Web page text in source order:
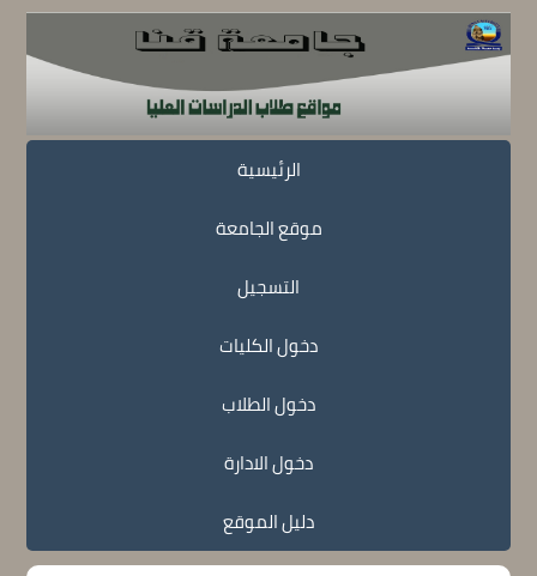
الرئيسية
موقع الجامعة
التسجيل
دخول الكليات
دخول الطلاب
دخول الادارة
دليل الموقع